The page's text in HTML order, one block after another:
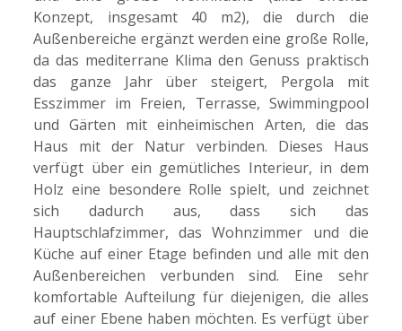
Konzept, insgesamt 40 m2), die durch die
Außenbereiche ergänzt werden eine große Rolle,
da das mediterrane Klima den Genuss praktisch
das ganze Jahr über steigert, Pergola mit
Esszimmer im Freien, Terrasse, Swimmingpool
und Gärten mit einheimischen Arten, die das
Haus mit der Natur verbinden. Dieses Haus
verfügt über ein gemütliches Interieur, in dem
Holz eine besondere Rolle spielt, und zeichnet
sich dadurch aus, dass sich das
Hauptschlafzimmer, das Wohnzimmer und die
Küche auf einer Etage befinden und alle mit den
Außenbereichen verbunden sind. Eine sehr
komfortable Aufteilung für diejenigen, die alles
auf einer Ebene haben möchten. Es verfügt über